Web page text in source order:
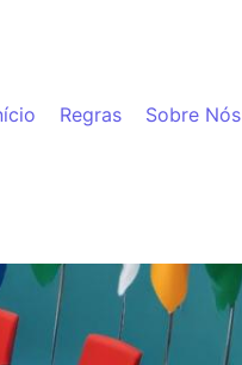
Regras Sobre Nós